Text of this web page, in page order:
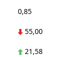
0,85
55,00
21,58